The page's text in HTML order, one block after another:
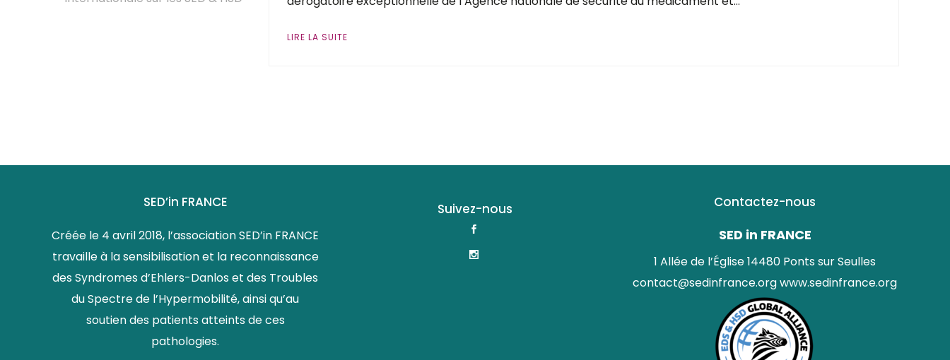
LIRE LA SUITE
SED’in FRANCE
Créée le 4 avril 2018, l’association SED’in FRANCE
travaille à la sensibilisation et la reconnaissance
des Syndromes d’Ehlers-Danlos et des Troubles
du Spectre de l’Hypermobilité, ainsi qu’au
soutien des patients atteints de ces
pathologies.
Suivez-nous Contactez-nous
SED in FRANCE
1 Allée de l’Église 14480 Ponts sur Seulles
contact@sedinfrance.orgwww.sedinfrance.org